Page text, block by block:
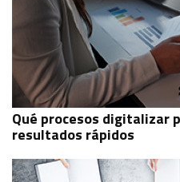
Qué procesos digitalizar
resultados rápidos